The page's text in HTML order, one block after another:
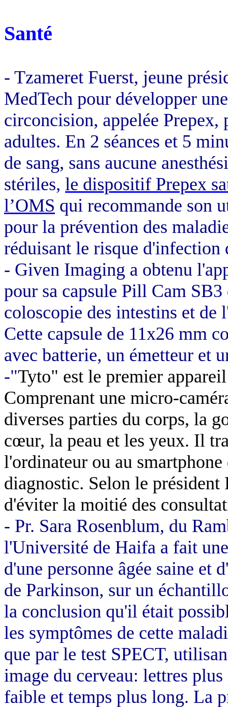
Santé
- Tzameret Fuerst, jeune
MedTech pour développer
circoncision, appelée Prepex,
adultes. En 2 séances et 5
de sang, sans aucune
stériles, le dispositif Prepex
l’OMS qui recommande son
pour la prévention des
réduisant le risque d'infection
- Given Imaging a obtenu
pour sa capsule Pill Cam
coloscopie des intestins et de
Cette capsule de 11x26 mm
avec batterie, un émetteur et
-"Tyto" est le premier
Comprenant une micro-
diverses parties du corps, la
cœur, la peau et les yeux. Il
l'ordinateur ou au
diagnostic. Selon le président
d'éviter la moitié des
- Pr. Sara Rosenblum, du
l'Université de Haifa a fait
d'une personne âgée saine et
de Parkinson, sur un
la conclusion qu'il était
les symptômes de cette
que par le test SPECT,
image du cerveau: lettres
faible et temps plus long. La